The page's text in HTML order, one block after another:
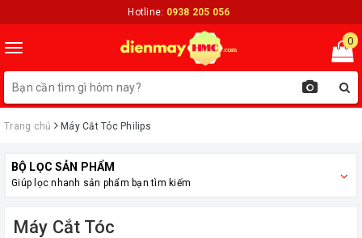
Hotline: 0938 205 056
Toggle
navigation
0
Trang chủ Máy Cắt Tóc Philips
BỘ LỌC SẢN PHẨM
Giúp lọc nhanh sản phẩm bạn tìm kiếm
Máy Cắt Tóc